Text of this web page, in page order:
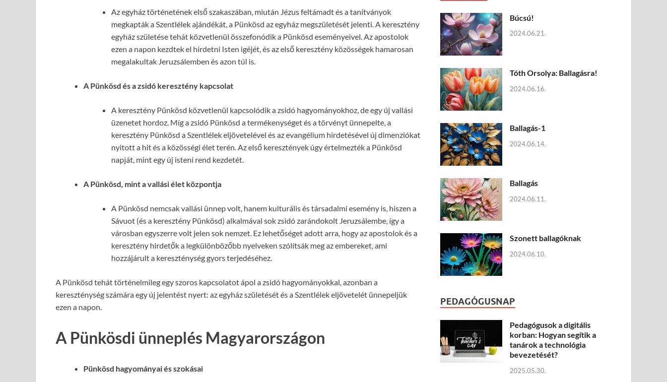
Az egyház történetének első szakaszában, miután Jézus feltámadt és a tanítványok
megkapták a Szentlélek ajándékát, a Pünkösd az egyház megszületését jelenti. A keresztény
egyház születése tehát közvetlenül összefonódik a Pünkösd eseményeivel. Az apostolok
ezen a napon kezdtek el hirdetni Isten igéjét, és az első keresztény közösségek hamarosan
megalakultak Jeruzsálemben és azon túl is.
A Pünkösd és a zsidó keresztény kapcsolat
A keresztény Pünkösd közvetlenül kapcsolódik a zsidó hagyományokhoz, de egy új vallási
üzenetet hordoz. Míg a zsidó Pünkösd a termékenységet és a törvényt ünnepelte, a
keresztény Pünkösd a Szentlélek eljövetelével és az evangélium hirdetésével új dimenziókat
nyitott a hit és a közösségi élet terén. Az első keresztények úgy értelmezték a Pünkösd
napját, mint egy új isteni rend kezdetét.
A Pünkösd, mint a vallási élet központja
A Pünkösd nemcsak vallási ünnep volt, hanem kulturális és társadalmi esemény is, hiszen a
Sávuot (és a keresztény Pünkösd) alkalmával sok zsidó zarándokolt Jeruzsálembe, így a
városban egyszerre volt jelen sok nemzet. Ez lehetőséget adott arra, hogy az apostolok és a
keresztény hirdetők a legkülönbözőbb nyelveken szólítsák meg az embereket, ami
hozzájárult a kereszténység gyors terjedéséhez.
A Pünkösd tehát történelmileg egy szoros kapcsolatot ápol a zsidó hagyományokkal, azonban a
kereszténység számára egy új jelentést nyert: az egyház születését és a Szentlélek eljövetelét ünnepeljük
ezen a napon.
A Pünkösdi ünneplés Magyarországon
Pünkösd hagyományai és szokásai
Búcsú!
2024.06.21.
Tóth Orsolya: Ballagásra!
2024.06.16.
Ballagás-1
2024.06.14.
Ballagás
2024.06.11.
Szonett ballagóknak
2024.06.10.
PEDAGÓGUSNAP
Pedagógusok a digitális
korban: Hogyan segítik a
tanárok a technológia
bevezetését?
2025.05.30.